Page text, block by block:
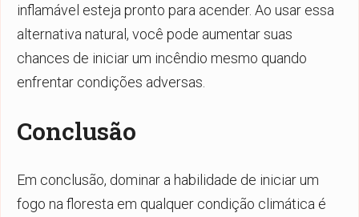
inflamável esteja pronto para acender. Ao usar essa
alternativa natural, você pode aumentar suas
chances de iniciar um incêndio mesmo quando
enfrentar condições adversas.
Conclusão
Em conclusão, dominar a habilidade de iniciar um
fogo na floresta em qualquer condição climática é